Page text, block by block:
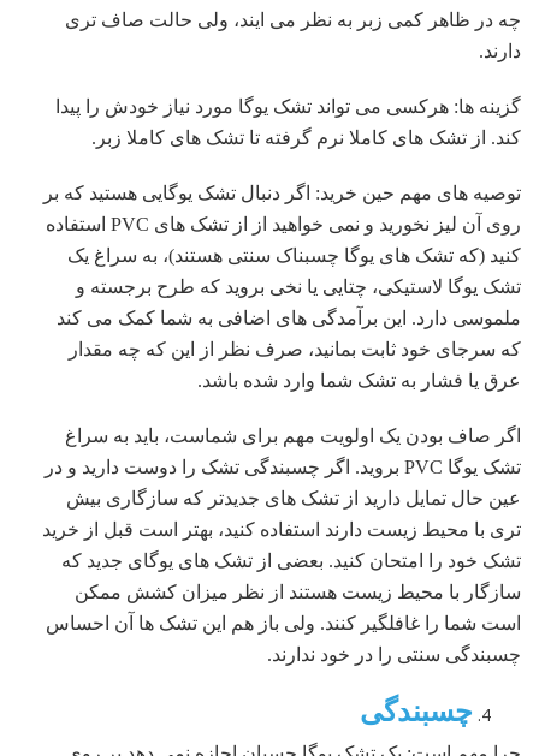
چه در ظاهر کمی زبر به نظر می ایند، ولی حالت صاف تری
دارند.
گزینه ها: هرکسی می تواند تشک یوگا مورد نیاز خودش را پیدا
کند. از تشک های کاملا نرم گرفته تا تشک های کاملا زبر.
توصیه های مهم حین خرید: اگر دنبال تشک یوگایی هستید که بر
روی آن لیز نخورید و نمی خواهید از از تشک های PVC استفاده
کنید (که تشک های یوگا چسبناک سنتی هستند)، به سراغ یک
تشک یوگا لاستیکی، چتایی یا نخی بروید که طرح برجسته و
ملموسی دارد. این برآمدگی های اضافی به شما کمک می کند
که سرجای خود ثابت بمانید، صرف نظر از این که چه مقدار
عرق یا فشار به تشک شما وارد شده باشد.
اگر صاف بودن یک اولویت مهم برای شماست، باید به سراغ
تشک یوگا PVC بروید. اگر چسبندگی تشک را دوست دارید و در
عین حال تمایل دارید از تشک های جدیدتر که سازگاری بیش
تری با محیط زیست دارند استفاده کنید، بهتر است قبل از خرید
تشک خود را امتحان کنید. بعضی از تشک های یوگای جدید که
سازگار با محیط زیست هستند از نظر میزان کشش ممکن
است شما را غافلگیر کنند. ولی باز هم این تشک ها آن احساس
چسبندگی سنتی را در خود ندارند.
چسبندگی